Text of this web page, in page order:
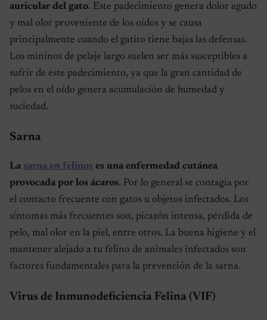
auricular del gato. Este padecimiento genera dolor agudo
y mal olor proveniente de los oídos y se causa
principalmente cuando el gatito tiene bajas las defensas.
Los mininos de pelaje largo suelen ser más susceptibles a
sufrir de este padecimiento, ya que la gran cantidad de
pelos en el oído genera acumulación de humedad y
suciedad.
Sarna
La sarna en felinos es una enfermedad cutánea
provocada por los ácaros. Por lo general se contagia por
el contacto frecuente con gatos u objetos infectados. Los
síntomas más frecuentes son, picazón intensa, pérdida de
pelo, mal olor en la piel, entre otros. La buena higiene y el
mantener alejado a tu felino de animales infectados son
factores fundamentales para la prevención de la sarna.
Virus de Inmunodeficiencia Felina (VIF)